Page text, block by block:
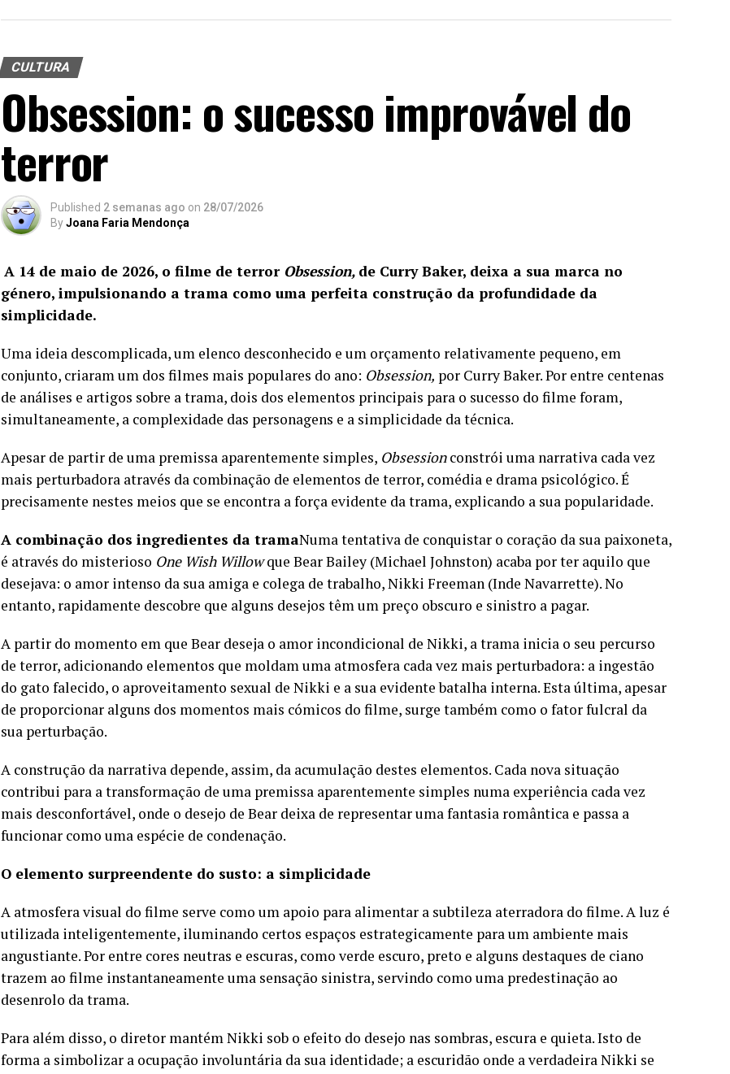
CULTURA
Obsession: o sucesso improvável do
terror
Published 2 semanas ago on 28/07/2026
ByJoana Faria Mendonça
A 14 de maio de 2026, o filme de terror Obsession, de Curry Baker, deixa a sua marca no
género, impulsionando a trama como uma perfeita construção da profundidade da
simplicidade.
Uma ideia descomplicada, um elenco desconhecido e um orçamento relativamente pequeno, em
conjunto, criaram um dos filmes mais populares do ano: Obsession, por Curry Baker. Por entre centenas
de análises e artigos sobre a trama, dois dos elementos principais para o sucesso do filme foram,
simultaneamente, a complexidade das personagens e a simplicidade da técnica.
Apesar de partir de uma premissa aparentemente simples, Obsessionconstrói uma narrativa cada vez
mais perturbadora através da combinação de elementos de terror, comédia e drama psicológico. É
precisamente nestes meios que se encontra a força evidente da trama, explicando a sua popularidade.
A combinação dos ingredientes da tramaNuma tentativa de conquistar o coração da sua paixoneta,
é através do misterioso One Wish Willowque Bear Bailey (Michael Johnston) acaba por ter aquilo que
desejava: o amor intenso da sua amiga e colega de trabalho, Nikki Freeman (Inde Navarrette). No
entanto, rapidamente descobre que alguns desejos têm um preço obscuro e sinistro a pagar.
A partir do momento em que Bear deseja o amor incondicional de Nikki, a trama inicia o seu percurso
de terror, adicionando elementos que moldam uma atmosfera cada vez mais perturbadora: a ingestão
do gato falecido, o aproveitamento sexual de Nikki e a sua evidente batalha interna. Esta última, apesar
de proporcionar alguns dos momentos mais cómicos do filme, surge também como o fator fulcral da
sua perturbação.
A construção da narrativa depende, assim, da acumulação destes elementos. Cada nova situação
contribui para a transformação de uma premissa aparentemente simples numa experiência cada vez
mais desconfortável, onde o desejo de Bear deixa de representar uma fantasia romântica e passa a
funcionar como uma espécie de condenação.
O elemento surpreendente do susto: a simplicidade
A atmosfera visual do filme serve como um apoio para alimentar a subtileza aterradora do filme. A luz é
utilizada inteligentemente, iluminando certos espaços estrategicamente para um ambiente mais
angustiante. Por entre cores neutras e escuras, como verde escuro, preto e alguns destaques de ciano
trazem ao filme instantaneamente uma sensação sinistra, servindo como uma predestinação ao
desenrolo da trama.
Para além disso, o diretor mantém Nikki sob o efeito do desejo nas sombras, escura e quieta. Isto de
forma a simbolizar a ocupação involuntária da sua identidade; a escuridão onde a verdadeira Nikki se